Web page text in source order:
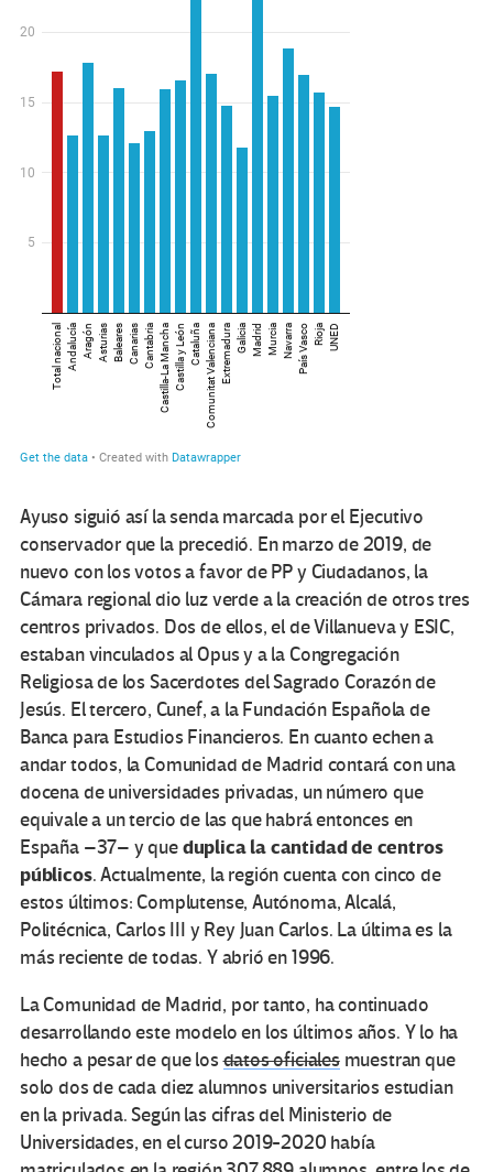
Ayuso siguió así la senda marcada por el Ejecutivo
conservador que la precedió. En marzo de 2019, de
nuevo con los votos a favor de PP y Ciudadanos, la
Cámara regional dio luz verde a la creación de otros tres
centros privados. Dos de ellos, el de Villanueva y ESIC,
estaban vinculados al Opus y a la Congregación
Religiosa de los Sacerdotes del Sagrado Corazón de
Jesús. El tercero, Cunef, a la Fundación Española de
Banca para Estudios Financieros. En cuanto echen a
andar todos, la Comunidad de Madrid contará con una
docena de universidades privadas, un número que
equivale a un tercio de las que habrá entonces en
España –37– y queduplica la cantidad de centros
públicos. Actualmente, la región cuenta con cinco de
estos últimos: Complutense, Autónoma, Alcalá,
Politécnica, Carlos III y Rey Juan Carlos. La última es la
más reciente de todas. Y abrió en 1996.
La Comunidad de Madrid, por tanto, ha continuado
desarrollando este modelo en los últimos años. Y lo ha
hecho a pesar de que losdatos oficialesmuestran que
solo dos de cada diez alumnos universitarios estudian
en la privada. Según las cifras del Ministerio de
Universidades, en el curso 2019-2020 había